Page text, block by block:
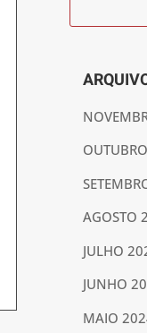
AGOSTO
JULHO
JUNHO
MAIO